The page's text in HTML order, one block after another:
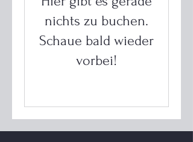
nichts zu buchen.
Schaue bald wieder
vorbei!